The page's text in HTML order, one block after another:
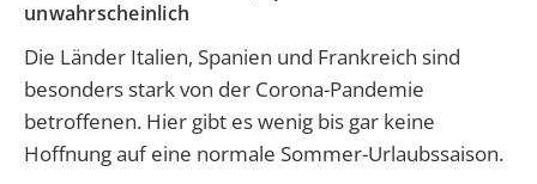
unwahrscheinlich
Die Länder Italien, Spanien und Frankreich sind
besonders stark von der Corona-Pandemie
betroffenen. Hier gibt es wenig bis gar keine
Hoffnung auf eine normale Sommer-Urlaubssaison.